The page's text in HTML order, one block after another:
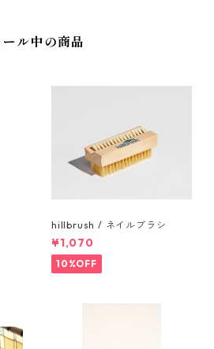
ール中の商品
hillbrush / ネイルブラシ
¥1,070
10%OFF